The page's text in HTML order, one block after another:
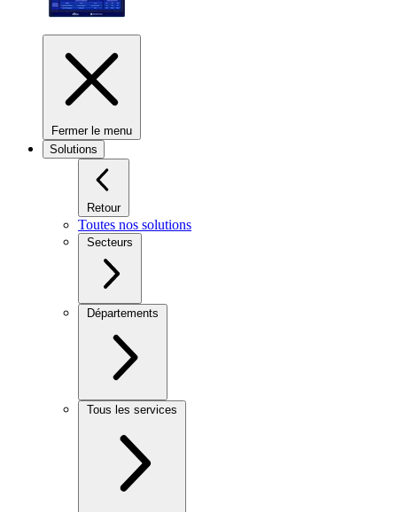
Fermer le menu
Solutions
Retour
Toutes nos solutions
Secteurs
Départements
Tous les services